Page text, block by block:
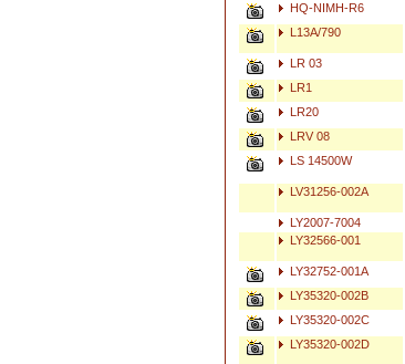
HQ-NIMH-R6
L13A/790
LR 03
LR1
LR20
LRV 08
LS 14500W
LV31256-002A
LY2007-7004
LY32566-001
LY32752-001A
LY35320-002B
LY35320-002C
LY35320-002D